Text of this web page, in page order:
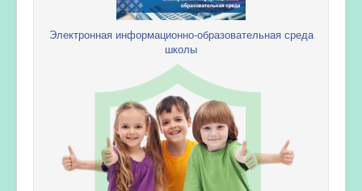
Электронная информационно-образовательная среда
школы